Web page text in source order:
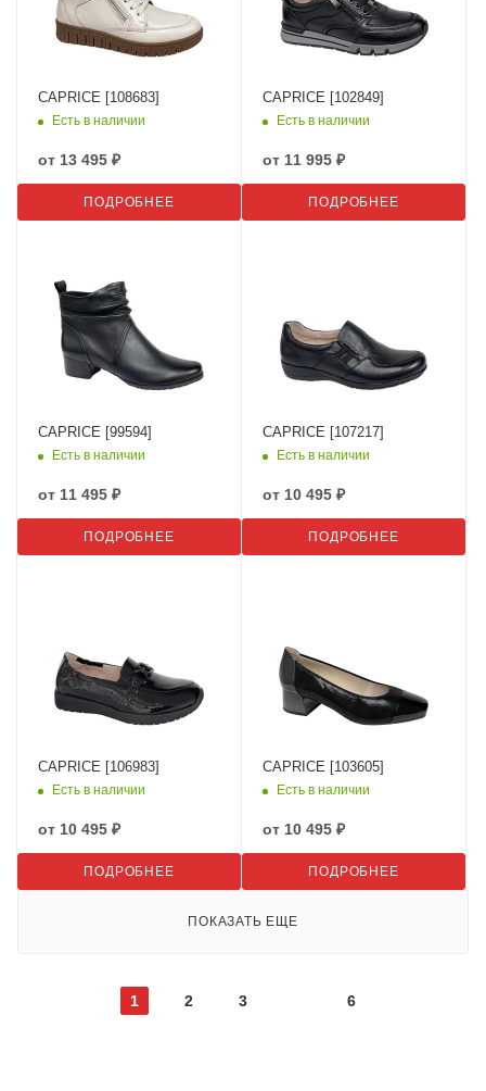
CAPRICE [108683]
Есть в наличии
от 13 495 ₽
ПОДРОБНЕЕ
CAPRICE [102849]
Есть в наличии
от 11 995 ₽
ПОДРОБНЕЕ
CAPRICE [99594]
Есть в наличии
от 11 495 ₽
ПОДРОБНЕЕ
CAPRICE [107217]
Есть в наличии
от 10 495 ₽
ПОДРОБНЕЕ
CAPRICE [106983]
Есть в наличии
от 10 495 ₽
ПОДРОБНЕЕ
CAPRICE [103605]
Есть в наличии
от 10 495 ₽
ПОДРОБНЕЕ
ПОКАЗАТЬ ЕЩЕ
1 2 3 6